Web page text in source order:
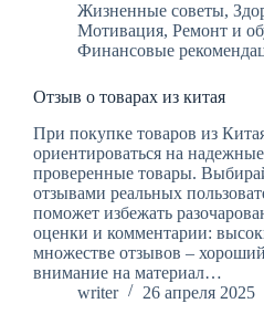
Жизненные советы,
Мотивация, Ремонт и
Финансовые
Отзыв о товарах из китая
При покупке товаров из
ориентироваться на
проверенные товары.
отзывами реальных
поможет избежать
оценки и комментарии:
множестве отзывов –
внимание на материал…
writer
26 апреля 2025